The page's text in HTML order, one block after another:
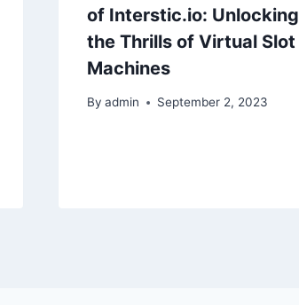
of Interstic.io: Unlocking
the Thrills of Virtual Slot
Machines
By admin September 2, 2023